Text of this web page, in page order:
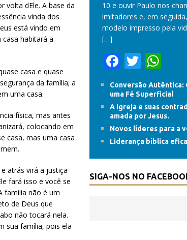
volta dEle. A base da
vinda dos
está vindo em
habitará a
casa e quase
da família; a
uma casa.
física, mas antes
colocando em
casa, mas uma casa
atrás virá a justiça
fará isso e você se
família não é um
de Deus que
não tocará nela.
sua família, pois ela
10 e ouvir Paulo nos
imitadores e, em
modelo impresso pela
[…]
F
e
b
o
o
k
T
w
itt
er
W
h
at
s
A
p
p
Conversão Autêntica:
uma Fé Superficial
A igreja e suas
amada por Jesus.
Novos líderes para a
Liderança bíblica
SIGA-NOS NO